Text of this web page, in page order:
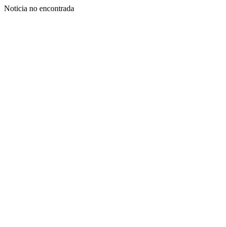
Noticia no encontrada